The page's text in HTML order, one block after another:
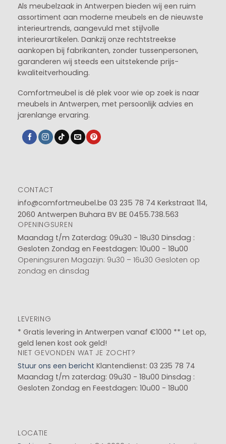
Als meubelzaak in Antwerpen bieden wij een ruim
assortiment aan moderne meubels en de nieuwste
interieurtrends, aangevuld met stijlvolle
interieurartikelen. Dankzij onze rechtstreekse
aankopen bij fabrikanten, zonder tussenpersonen,
garanderen wij steeds een uitstekende prijs-
kwaliteitverhouding.
Comfortmeubel is dé plek voor wie op zoek is naar
meubels in Antwerpen, met persoonlijk advies en
jarenlange ervaring.
CONTACT
info@comfortmeubel.be 03 235 78 74 Kerkstraat 114,
2060 Antwerpen Buhara BV BE 0455.738.563
OPENINGSUREN
Maandag t/m Zaterdag: 09u30 - 18u30 Dinsdag :
Gesloten Zondag en Feestdagen: 10u00 - 18u00
Openingsuren Magazijn: 9u30 – 16u30 Gesloten op
zondag en dinsdag
LEVERING
* Gratis levering in Antwerpen vanaf €1000 ** Let op,
geld lenen kost ook geld!
NIET GEVONDEN WAT JE ZOCHT?
Stuur ons een bericht Klantendienst: 03 235 78 74
Maandag t/m zaterdag: 09u30 - 18u00 Dinsdag :
Gesloten Zondag en Feestdagen: 10u00 - 18u00
LOCATIE